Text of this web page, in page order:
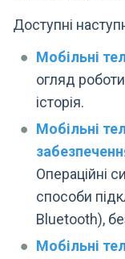
Доступні
Мобільні
огляд
історія.
Мобільні
Операційні
способи
Bluetooth),
Мобільні